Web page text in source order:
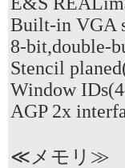
Built-in VGA
8-bit,double-
Stencil
Window
AGP 2x
≪メモリ≫